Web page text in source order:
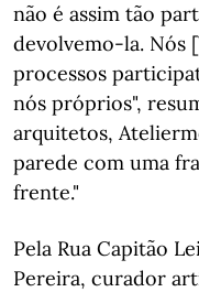
não é assim tão
devolvemo-la. Nós
processos
nós próprios",
arquitetos,
parede com uma
frente."
Pela Rua Capitão
Pereira, curador